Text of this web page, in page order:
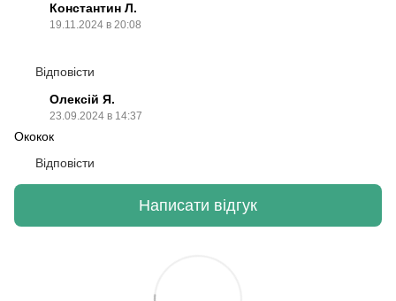
Константин Л.
19.11.2024 в 20:08
Відповісти
Олексій Я.
23.09.2024 в 14:37
Ококок
Відповісти
Написати відгук